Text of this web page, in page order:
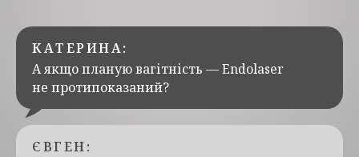
КАТЕРИНА:
А якщо планую вагітність — Endolaser
не протипоказаний?
ЄВГЕН: